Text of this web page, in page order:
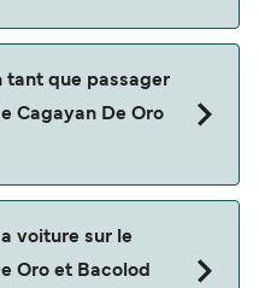
page d'offres pour
disponibles.
tant que passager
Cagayan De Oro
voiture sur le
Oro et Bacolod